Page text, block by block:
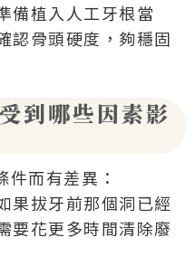
備植入人工牙根當
認骨頭硬度，夠穩固
到哪些因素影
而有差異：
果拔牙前那個洞已經
要花更多時間清除廢